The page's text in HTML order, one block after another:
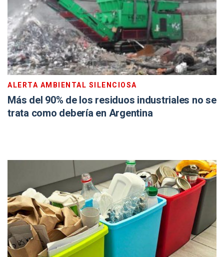
ALERTA AMBIENTAL SILENCIOSA
Más del 90% de los residuos industriales no se
trata como debería en Argentina